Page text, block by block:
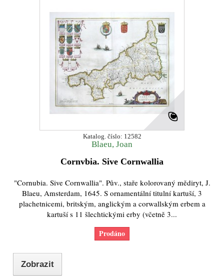
Katalog. číslo: 12582
Blaeu, Joan
Cornvbia. Sive Cornwallia
"Cornubia. Sive Cornwallia". Pův., staře kolorovaný mědiryt, J.
Blaeu, Amsterdam, 1645. S ornamentální titulní kartuší, 3
plachetnicemi, britským, anglickým a corwallským erbem a
kartuší s 11 šlechtickými erby (včetně 3...
Prodáno
Zobrazit